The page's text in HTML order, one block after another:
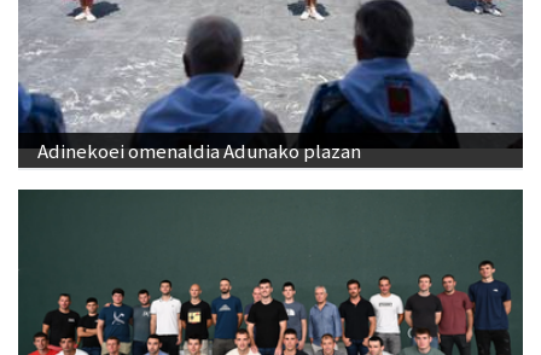
Adinekoei omenaldia Adunako plazan